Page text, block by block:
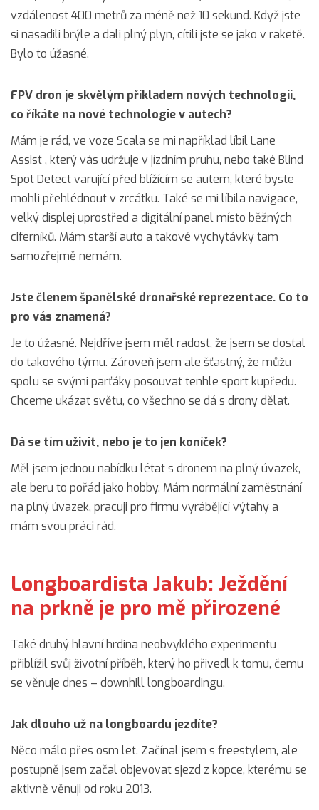
vzdálenost 400 metrů za méně než 10 sekund. Když jste
si nasadili brýle a dali plný plyn, cítili jste se jako v raketě.
Bylo to úžasné.
FPV dron je skvělým příkladem nových technologií,
co říkáte na nové technologie v autech?
Mám je rád, ve voze Scala se mi například líbil Lane
Assist , který vás udržuje v jízdním pruhu, nebo také Blind
Spot Detect varující před blížícím se autem, které byste
mohli přehlédnout v zrcátku. Také se mi líbila navigace,
velký displej uprostřed a digitální panel místo běžných
ciferníků. Mám starší auto a takové vychytávky tam
samozřejmě nemám.
Jste členem španělské dronařské reprezentace. Co to
pro vás znamená?
Je to úžasné. Nejdříve jsem měl radost, že jsem se dostal
do takového týmu. Zároveň jsem ale šťastný, že můžu
spolu se svými parťáky posouvat tenhle sport kupředu.
Chceme ukázat světu, co všechno se dá s drony dělat.
Dá se tím uživit, nebo je to jen koníček?
Měl jsem jednou nabídku létat s dronem na plný úvazek,
ale beru to pořád jako hobby. Mám normální zaměstnání
na plný úvazek, pracuji pro firmu vyrábějící výtahy a
mám svou práci rád.
Longboardista Jakub: Ježdění
na prkně je pro mě přirozené
Také druhý hlavní hrdina neobvyklého experimentu
přiblížil svůj životní příběh, který ho přivedl k tomu, čemu
se věnuje dnes – downhill longboardingu.
Jak dlouho už na longboardu jezdíte?
Něco málo přes osm let. Začínal jsem s freestylem, ale
postupně jsem začal objevovat sjezd z kopce, kterému se
aktivně věnuji od roku 2013.